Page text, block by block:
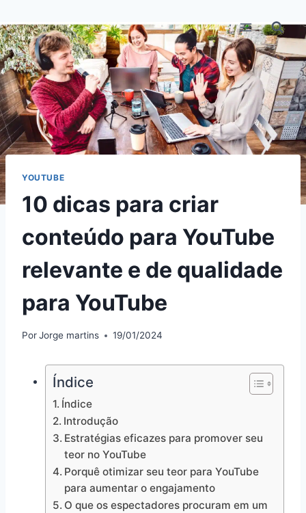
para
o
Conteúdo
YOUTUBE
10 dicas para criar
conteúdo para YouTube
relevante e de qualidade
para YouTube
PorJorge martins 19/01/2024
Índice
Índice
Introdução
Estratégias eficazes para promover seu
teor no YouTube
Porquê otimizar seu teor para YouTube
para aumentar o engajamento
O que os espectadores procuram em um